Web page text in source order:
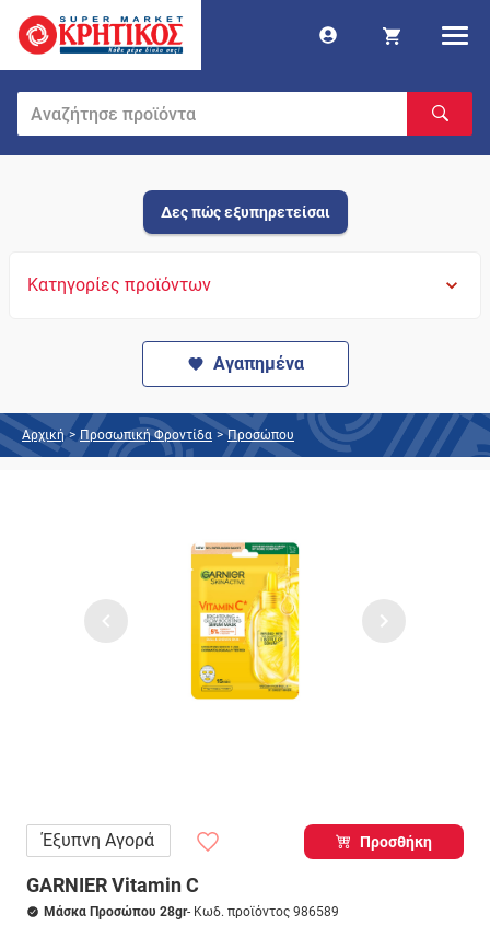
Δες πώς εξυπηρετείσαι
Κατηγορίες προϊόντων
Αγαπημένα
Αρχική > Προσωπική Φροντίδα > Προσώπου
Έξυπνη Αγορά Προσθήκη
GARNIER Vitamin C
Μάσκα Προσώπου 28gr- Κωδ. προϊόντος 986589